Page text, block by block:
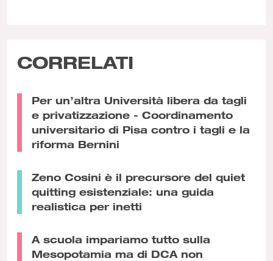
CORRELATI
Per un’altra Università libera da tagli
e privatizzazione - Coordinamento
universitario di Pisa contro i tagli e la
riforma Bernini
Zeno Cosini è il precursore del quiet
quitting esistenziale: una guida
realistica per inetti
A scuola impariamo tutto sulla
Mesopotamia ma di DCA non